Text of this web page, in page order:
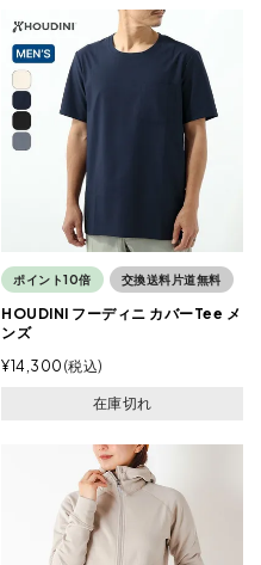
ポイント10倍 交換送料片道無料
HOUDINI フーディニ カバーTee メ
ンズ
¥14,300 税込
在庫切れ